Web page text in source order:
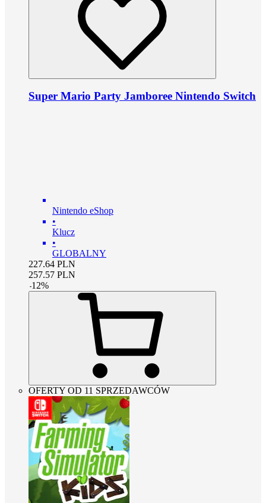
Super Mario Party Jamboree Nintendo Switch
Nintendo eShop
•
Klucz
•
GLOBALNY
227.64 PLN
257.57 PLN
-12%
OFERTY OD 11 SPRZEDAWCÓW